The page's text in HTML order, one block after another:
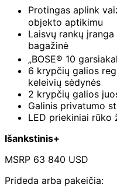
Protingas aplink
objekto aptikimu
Laisvų rankų
bagažinė
„BOSE® 10
6 krypčių galios
keleivių sėdynės
2 krypčių galios
Galinis privatumo
LED priekiniai rūko
Išankstinis+
MSRP 63 840 USD
Prideda arba pakeičia: